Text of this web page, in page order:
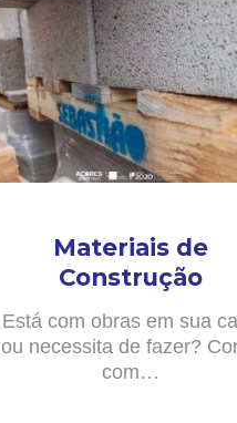
Materiais de
Construção
Está com obras em sua
ou necessita de fazer?
com…